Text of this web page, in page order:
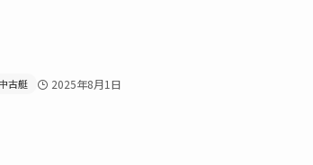
中古艇 2025年8月1日